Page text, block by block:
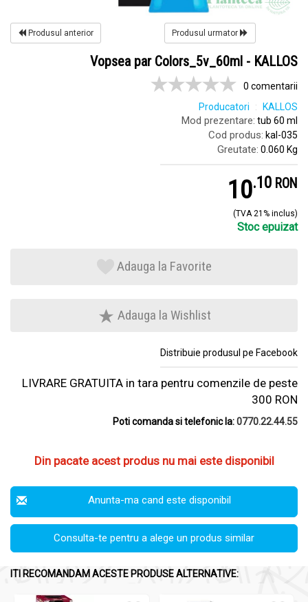
Produsul anterior Produsul urmator
Vopsea par Colors_5v_60ml - KALLOS
0 comentarii
Producatori
KALLOS
Mod prezentare: tub 60 ml
Cod produs: kal-035
Greutate: 0.060 Kg
10.1 RON
(TVA 21% inclus)
Stoc epuizat
Adauga la Favorite
Adauga la Wishlist
Distribuie produsul pe Facebook
LIVRARE GRATUITA in tara pentru comenzile de peste
300 RON
Poti comanda si telefonic la:0770.22.44.55
Din pacate acest produs nu mai este disponibil
Anunta-ma cand este disponibil
Consulta-te pentru a alege un produs similar
ITI RECOMANDAM ACESTE PRODUSE ALTERNATIVE: